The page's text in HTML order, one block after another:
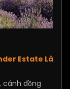
Estate Là
cánh đồng